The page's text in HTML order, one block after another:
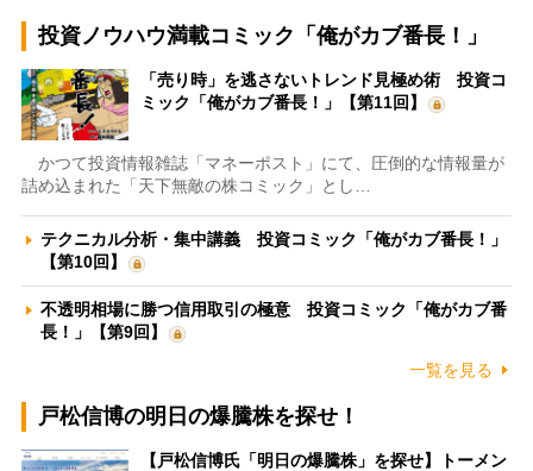
投資ノウハウ満載コミック「俺がカブ番長！」
「売り時」を逃さないトレンド見極め術 投資コ
ミック「俺がカブ番長！」【第11回】
かつて投資情報雑誌「マネーポスト」にて、圧倒的な情報量が
詰め込まれた「天下無敵の株コミック」とし…
テクニカル分析・集中講義 投資コミック「俺がカブ番長！」
【第10回】
不透明相場に勝つ信用取引の極意 投資コミック「俺がカブ番
長！」【第9回】
一覧を見る
戸松信博の明日の爆騰株を探せ！
【戸松信博氏「明日の爆騰株」を探せ】トーメン